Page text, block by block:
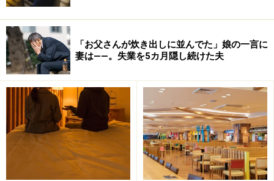
「お父さんが炊き出しに並んでた」娘の一言に
妻は――。失業を5カ月隠し続けた夫